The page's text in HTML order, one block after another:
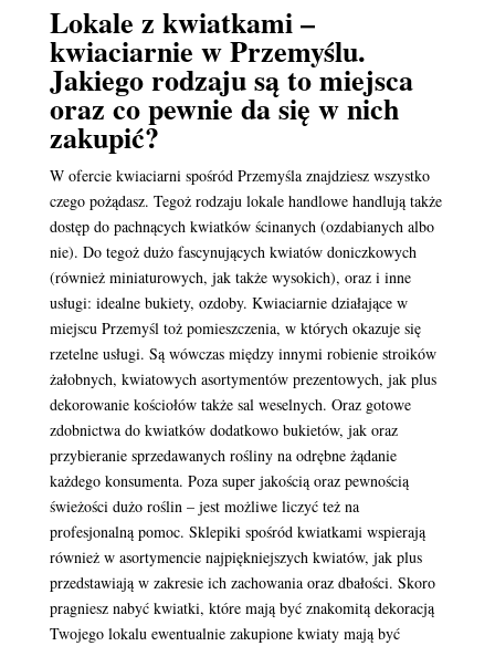
Lokale z kwiatkami –
kwiaciarnie w Przemyślu.
Jakiego rodzaju są to miejsca
oraz co pewnie da się w nich
zakupić?
W ofercie kwiaciarni spośród Przemyśla znajdziesz wszystko
czego pożądasz. Tegoż rodzaju lokale handlowe handlują także
dostęp do pachnących kwiatków ścinanych (ozdabianych albo
nie). Do tegoż dużo fascynujących kwiatów doniczkowych
(również miniaturowych, jak także wysokich), oraz i inne
usługi: idealne bukiety, ozdoby. Kwiaciarnie działające w
miejscu Przemyśl toż pomieszczenia, w których okazuje się
rzetelne usługi. Są wówczas między innymi robienie stroików
żałobnych, kwiatowych asortymentów prezentowych, jak plus
dekorowanie kościołów także sal weselnych. Oraz gotowe
zdobnictwa do kwiatków dodatkowo bukietów, jak oraz
przybieranie sprzedawanych rośliny na odrębne żądanie
każdego konsumenta. Poza super jakością oraz pewnością
świeżości dużo roślin – jest możliwe liczyć też na
profesjonalną pomoc. Sklepiki spośród kwiatkami wspierają
również w asortymencie najpiękniejszych kwiatów, jak plus
przedstawiają w zakresie ich zachowania oraz dbałości. Skoro
pragniesz nabyć kwiatki, które mają być znakomitą dekoracją
Twojego lokalu ewentualnie zakupione kwiaty mają być